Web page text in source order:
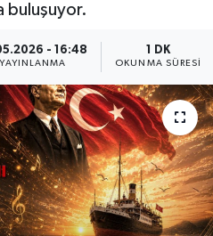
buluşuyor.
- 16:48
YAYINLANMA
1 DK
OKUNMA SÜRESI